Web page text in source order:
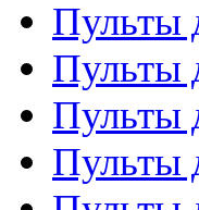
Пульты
Пульты
Пульты
Пульты